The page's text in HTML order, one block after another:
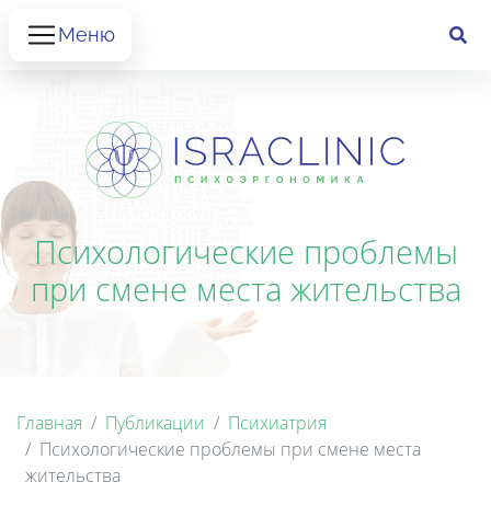
Меню
Психологические проблемы
при смене места жительства
Главная Публикации
Психиатрия
Психологические проблемы при смене места
жительства